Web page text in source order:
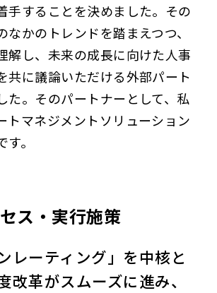
手することを決めました。その
なかのトレンドを踏まえつつ、
解し、未来の成長に向けた人事
共に議論いただける外部パート
た。そのパートナーとして、私
トマネジメントソリューション
。
ス・実行施策
レーティング」を中核と
改革がスムーズに進み、